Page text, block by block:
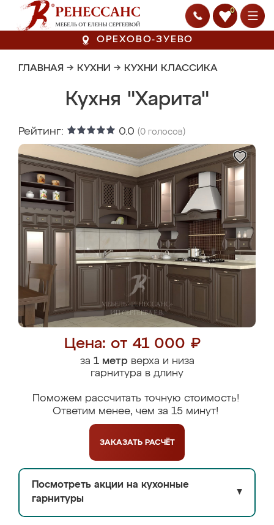
0
ОРЕХОВО-ЗУЕВО
ГЛАВНАЯ → КУХНИ → КУХНИ КЛАССИКА
Кухня "Харита"
Рейтинг: 0.0 (0 голосов)
Цена: от 41 000 ₽
за 1 метрверха и низа
гарнитура в длину
Поможем рассчитать точную стоимость!
Ответим менее, чем за 15 минут!
ЗАКАЗАТЬ РАСЧЁТ
Посмотреть акции на кухонные
гарнитуры
▼